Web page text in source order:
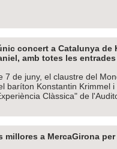
concert a Catalunya
amb totes les
7 de juny, el claustre del
baríton Konstantin Krimmel
Clàssica" de
millores a MercaGirona